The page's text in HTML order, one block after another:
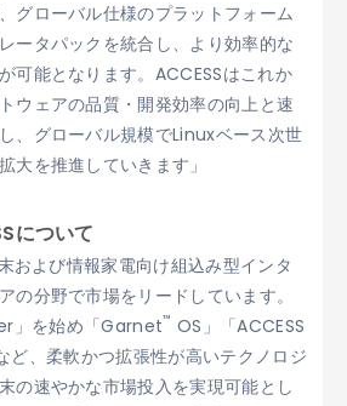
グローバル仕様のプラットフォーム
ータパックを統合し、より効率的な
可能となります。ACCESSはこれか
ウェアの品質・開発効率の向上と速
、グローバル規模でLinuxベース次世
大を推進していきます」
について
および情報家電向け組込み型インタ
の分野で市場をリードしています。
」を始め「Garnet™ OS」「ACCESS
ど、柔軟かつ拡張性が高いテクノロジ
の速やかな市場投入を実現可能とし